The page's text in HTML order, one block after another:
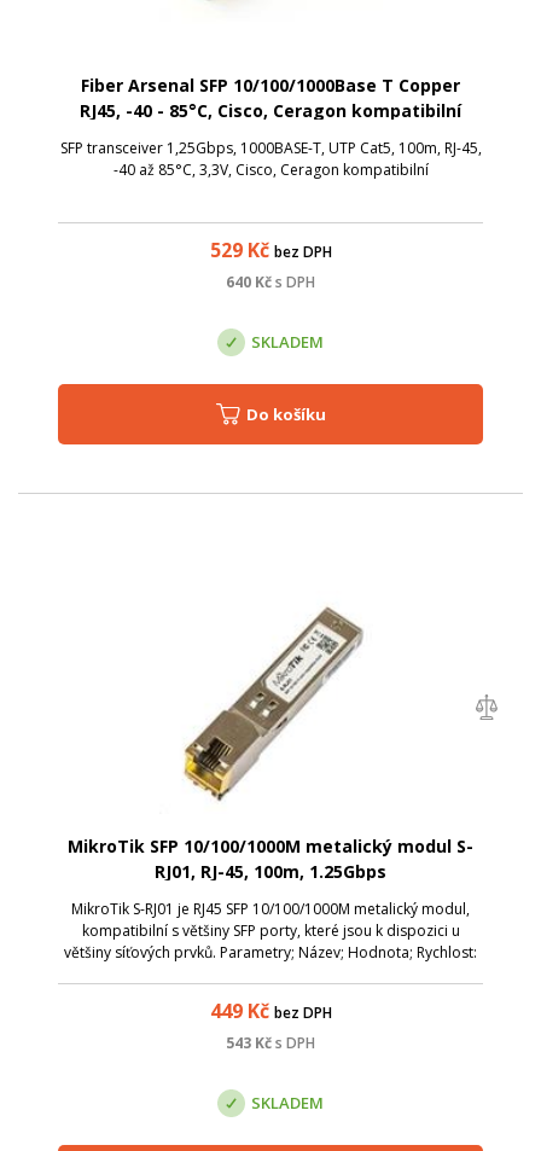
Fiber Arsenal SFP 10/100/1000Base T Copper
RJ45, -40 - 85°C, Cisco, Ceragon kompatibilní
SFP transceiver 1,25Gbps, 1000BASE-T, UTP Cat5, 100m, RJ-45,
-40 až 85°C, 3,3V, Cisco, Ceragon kompatibilní
529Kč bez DPH
640 Kčs DPH
SKLADEM
Do košíku
MikroTik SFP 10/100/1000M metalický modul S-
RJ01, RJ-45, 100m, 1.25Gbps
MikroTik S-RJ01 je RJ45 SFP 10/100/1000M metalický modul,
kompatibilní s většiny SFP porty, které jsou k dispozici u
většiny síťových prvků. Parametry; Název; Hodnota; Rychlost:
449Kč bez DPH
543 Kčs DPH
SKLADEM